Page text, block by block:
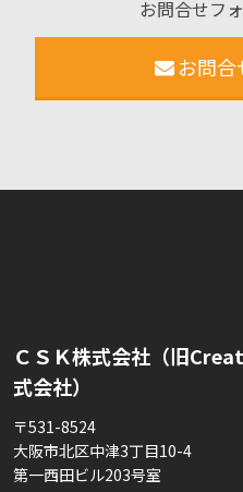
お問合せフ
お問
ＣＳＫ株式会社（旧
式会社）
〒531-8524
大阪市北区中津3丁目10-4
第一西田ビル203号室